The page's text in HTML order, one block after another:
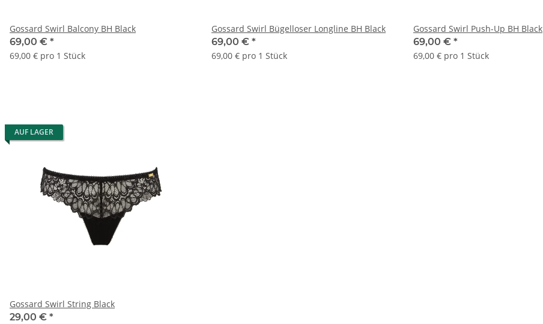
Gossard Swirl Balcony BH Black
69,00 € *
69,00 € pro 1 Stück
Gossard Swirl Bügelloser Longline BH Black
69,00 € *
69,00 € pro 1 Stück
Gossard Swirl Push-Up BH Black
69,00 € *
69,00 € pro 1 Stück
AUF LAGER
Gossard Swirl String Black
29,00 € *